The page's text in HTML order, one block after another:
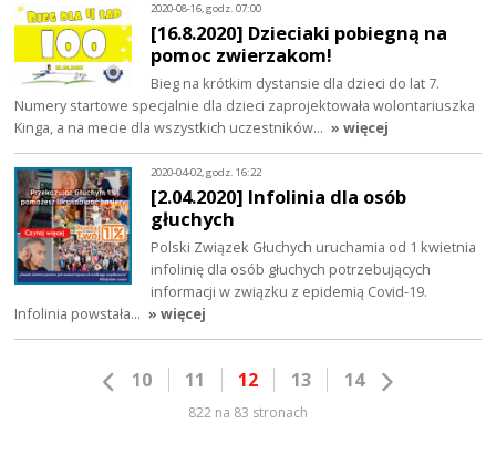
2020-08-16, godz. 07:00
[16.8.2020] Dzieciaki pobiegną na
pomoc zwierzakom!
Bieg na krótkim dystansie dla dzieci do lat 7.
Numery startowe specjalnie dla dzieci zaprojektowała wolontariuszka
Kinga, a na mecie dla wszystkich uczestników… » więcej
2020-04-02, godz. 16:22
[2.04.2020] Infolinia dla osób
głuchych
Polski Związek Głuchych uruchamia od 1 kwietnia
infolinię dla osób głuchych potrzebujących
informacji w związku z epidemią Covid-19.
Infolinia powstała… » więcej
10 11 12 13 14
822 na 83 stronach